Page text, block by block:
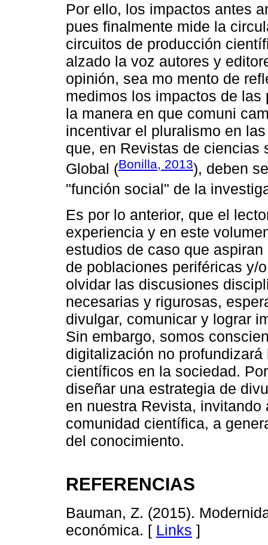
Por ello, los impactos antes
pues finalmente mide la
circuitos de producción
alzado la voz autores y
opinión, sea mo mento de
medimos los impactos de
la manera en que comuni
incentivar el pluralismo en
que, en Revistas de ciencias
Global (Bonilla, 2013), deben
"función social" de la
Es por lo anterior, que el
experiencia y en este
estudios de caso que
de poblaciones periféricas y/
olvidar las discusiones
necesarias y rigurosas,
divulgar, comunicar y lograr
Sin embargo, somos
digitalización no
científicos en la sociedad.
diseñar una estrategia de
en nuestra Revista,
comunidad científica, a
del conocimiento.
REFERENCIAS
Bauman, Z. (2015).
económica. [ Links ]